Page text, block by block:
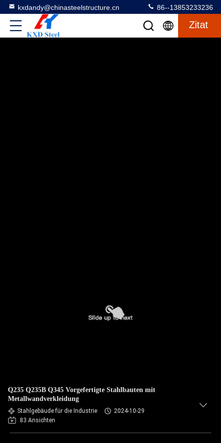
kxdandy@chinasteelstructure.cn 86--13853233236
Zitat
Q235 Q235B Q345 Vorgefertigte Stahlbauten mit
Metallwandverkleidung
Stahlgebäude für die Industrie
2024-10-29
83 Ansichten